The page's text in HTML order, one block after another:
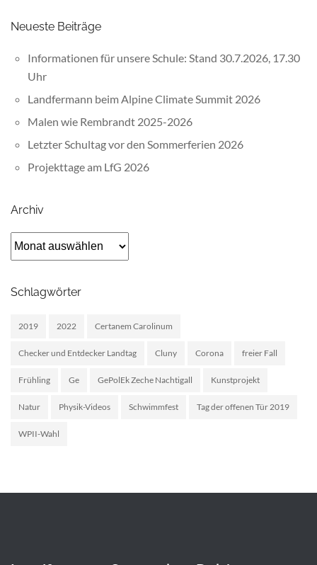
Neueste Beiträge
Informationen für unsere Schule: Stand 30.7.2026, 17.30
Uhr
Landfermann beim Alpine Climate Summit 2026
Malen wie Rembrandt 2025-2026
Letzter Schultag vor den Sommerferien 2026
Projekttage am LfG 2026
Archiv
Archiv
Schlagwörter
2019 2022 Certanem Carolinum
Checker und Entdecker Landtag Cluny Corona freier Fall
Frühling Ge GePolEk Zeche Nachtigall Kunstprojekt
Natur Physik-Videos Schwimmfest Tag der offenen Tür 2019
WPII-Wahl